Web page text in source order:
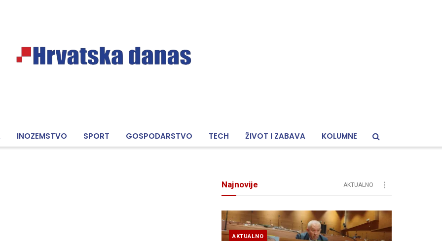
INOZEMSTVO SPORT GOSPODARSTVO TECH ŽIVOT I ZABAVA KOLUMNE
Najnovije AKTUALNO
AKTUALNO